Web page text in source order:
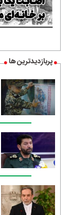
پربازدیدترین ها